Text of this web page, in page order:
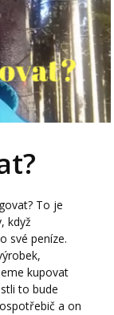
To je
když
své peníze.
kupovat
to bude
a on